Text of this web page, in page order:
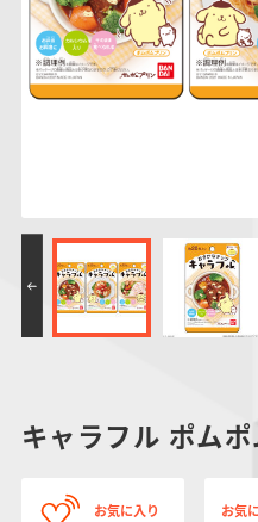
仮面ライダーシリー
ズ
PROJECT R.E.D.・
スーパー戦隊シリー
ズ
ガンダ
ポケッ
キャラパキ
つりグミ
にふぉ
＆ス
SMP
キャラフル ポム
お気に入り お気